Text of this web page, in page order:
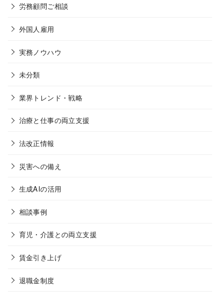
労務顧問ご相談
外国人雇用
実務ノウハウ
未分類
業界トレンド・戦略
治療と仕事の両立支援
法改正情報
災害への備え
生成AIの活用
相談事例
育児・介護との両立支援
賃金引き上げ
退職金制度